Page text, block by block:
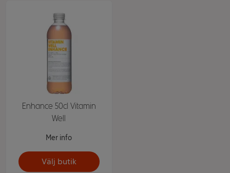
Enhance 50cl Vitamin
Well
Mer info
Välj butik